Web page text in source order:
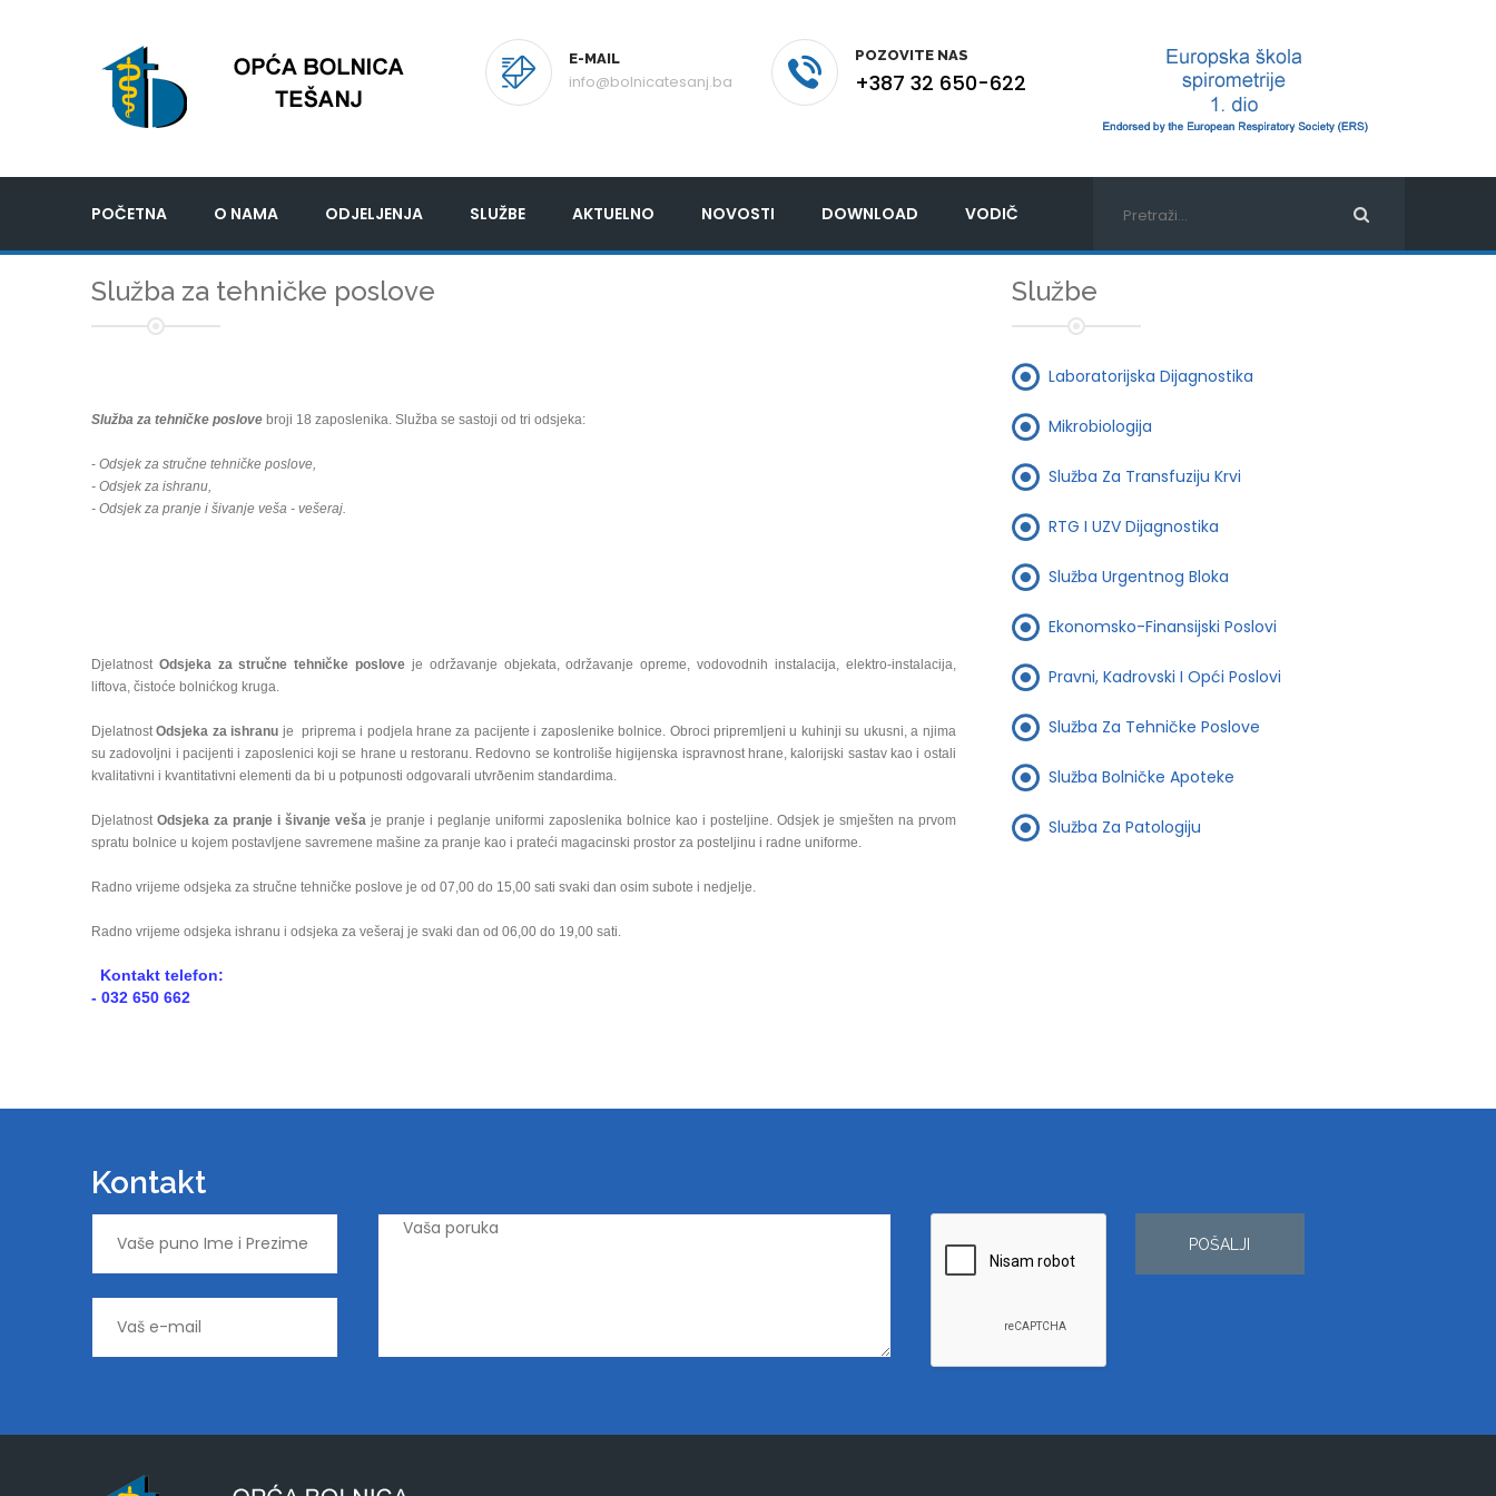
E-MAIL
info@bolnicatesanj.ba
POZOVITE NAS
+387 32 650-622
POČETNA O NAMA ODJELJENJA SLUŽBE AKTUELNO NOVOSTI DOWNLOAD VODIČ
Služba za tehničke poslove
Služba za tehničke poslove broji 18 zaposlenika. Služba se sastoji od tri odsjeka:
- Odsjek za stručne tehničke poslove,
- Odsjek za ishranu,
- Odsjek za pranje i šivanje veša - vešeraj.
Djelatnost Odsjeka za stručne tehničke poslove je održavanje objekata, održavanje opreme, vodovodnih instalacija, elektro-instalacija,
liftova, čistoće bolnićkog kruga.
DjelatnostOdsjeka za ishranu je priprema i podjela hrane za pacijente i zaposlenike bolnice. Obroci pripremljeni u kuhinji su ukusni, a njima
su zadovoljni i pacijenti i zaposlenici koji se hrane u restoranu. Redovno se kontroliše higijenska ispravnost hrane, kalorijski sastav kao i ostali
kvalitativni i kvantitativni elementi da bi u potpunosti odgovarali utvrðenim standardima.
Djelatnost Odsjeka za pranje i šivanje vešaje pranje i peglanje uniformi zaposlenika bolnice kao i posteljine. Odsjek je smješten na prvom
spratu bolnice u kojem postavljene savremene mašine za pranje kao i prateći magacinski prostor za posteljinu i radne uniforme.
Radno vrijeme odsjeka za stručne tehničke poslove je od 07,00 do 15,00 sati svaki dan osim subote i nedjelje.
Radno vrijeme odsjeka ishranu i odsjeka za vešeraj je svaki dan od 06,00 do 19,00 sati.
Kontakt telefon:
- 032 650 662
Službe
Laboratorijska Dijagnostika
Mikrobiologija
Služba Za Transfuziju Krvi
RTG I UZV Dijagnostika
Služba Urgentnog Bloka
Ekonomsko-Finansijski Poslovi
Pravni, Kadrovski I Opći Poslovi
Služba Za Tehničke Poslove
Služba Bolničke Apoteke
Služba Za Patologiju
Kontakt
POŠALJI